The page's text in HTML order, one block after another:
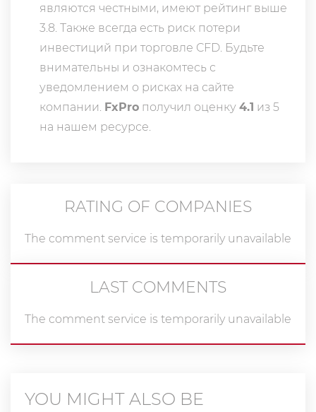
являются честными, имеют рейтинг выше
3.8. Также всегда еcть риск потери
инвестиций при торговле CFD. Будьте
внимательны и ознакомтесь с
уведомлением о рисках на сайте
компании. FxPro получил оценку 4.1 из 5
на нашем ресурсе.
RATING OF COMPANIES
The comment service is temporarily unavailable
LAST COMMENTS
The comment service is temporarily unavailable
YOU MIGHT ALSO BE